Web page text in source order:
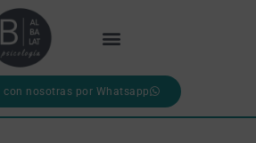
con nosotras por Whatsapp